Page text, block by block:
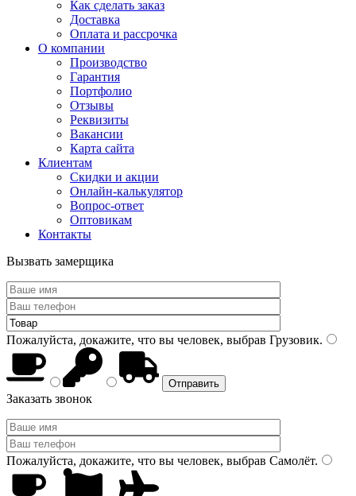
Как сделать заказ
Доставка
Оплата и рассрочка
О компании
Производство
Гарантия
Портфолио
Отзывы
Реквизиты
Вакансии
Карта сайта
Клиентам
Скидки и акции
Онлайн-калькулятор
Вопрос-ответ
Оптовикам
Контакты
Вызвать замерщика
Пожалуйста, докажите, что вы человек, выбрав Грузовик.
Заказать звонок
Пожалуйста, докажите, что вы человек, выбрав Самолёт.